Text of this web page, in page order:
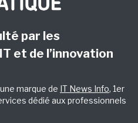
par les
et de l’innovation
marque de IT News Info, 1er
dédié aux professionnels